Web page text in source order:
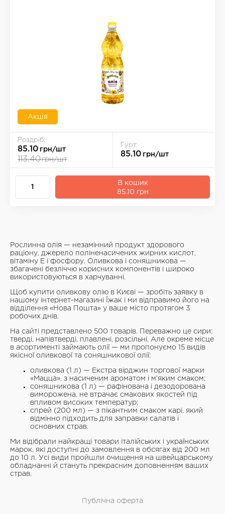
Акція
Роздріб:
85.10 грн/шт
113.40грн/шт
Гурт:
85.10 грн/шт
В кошик
85.10 грн
Рослинна олія — незамінний продукт здорового
раціону, джерело поліненасичених жирних кислот,
вітаміну Е і фосфору. Оливкова і соняшникова —
збагачені безліччю корисних компонентів і широко
використовуються в харчуванні.
Щоб купити оливкову олію в Києві — зробіть заявку в
нашому інтернет-магазині Їжак і ми відправимо його на
відділення «Нова Пошта» у ваше місто протягом 3
робочих днів.
На сайті представлено 500 товарів. Переважно це сири:
тверді, напівтверді, плавлені, розсільні. Але окреме місце
в асортименті займають олії — ми пропонуємо 15 видів
якісної оливкової та соняшникової олії:
оливкова (1 л) — Екстра вірджин торгової марки
«Мацца», з насиченим ароматом і м’яким смаком;
соняшникова (1 л) — рафінована і дезодорована
виморожена, не втрачає смакових якостей під
впливом високих температур;
спрей (200 мл) — з пікантним смаком карі, який
відмінно підходить для заправки салатів і
основних страв.
Ми відібрали найкращі товари італійських і українських
марок, які доступні до замовлення в обсягах від 200 мл
до 10 л. Усі види пройшли очищення на швейцарському
обладнанні й стануть прекрасним доповненням ваших
страв.
Публічна оферта